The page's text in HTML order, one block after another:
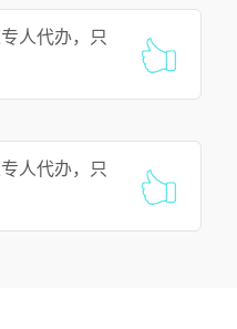
人代办，只
人代办，只